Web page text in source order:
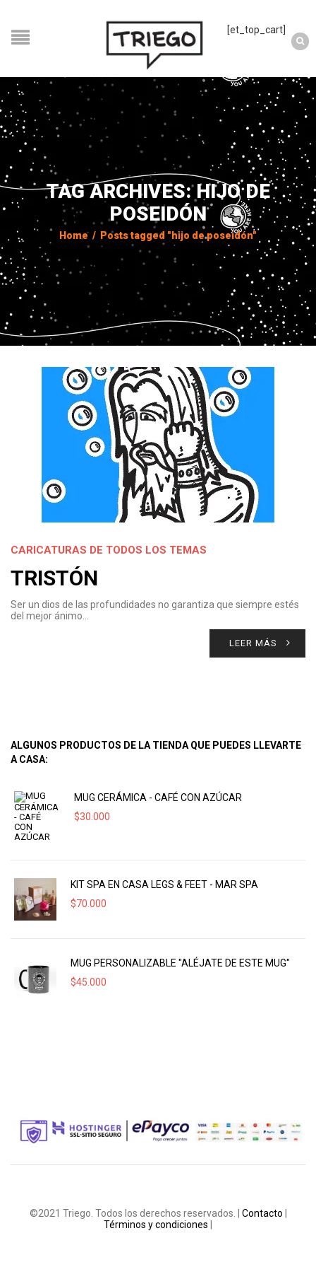
[et_top_cart]
TAG ARCHIVES: HIJO DE
POSEIDÓN
Home / Posts tagged "hijo de poseidón"
CARICATURAS DE TODOS LOS TEMAS
TRISTÓN
Ser un dios de las profundidades no garantiza que siempre estés
del mejor ánimo…
LEER MÁS
ALGUNOS PRODUCTOS DE LA TIENDA QUE PUEDES LLEVARTE
A CASA:
MUG CERÁMICA - CAFÉ CON AZÚCAR
$30.000
KIT SPA EN CASA LEGS & FEET - MAR SPA
$70.000
MUG PERSONALIZABLE "ALÉJATE DE ESTE MUG"
$45.000
©2021 Triego. Todos los derechos reservados. | Contacto
Términos y condiciones